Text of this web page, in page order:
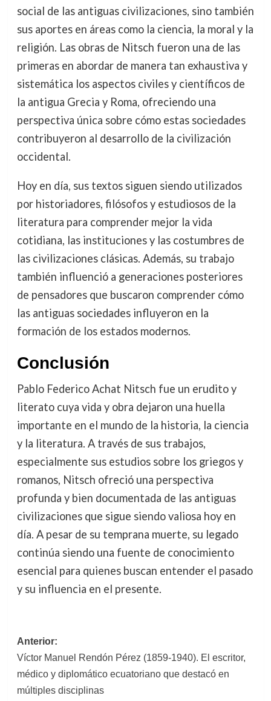
social de las antiguas civilizaciones, sino también
sus aportes en áreas como la ciencia, la moral y la
religión. Las obras de Nitsch fueron una de las
primeras en abordar de manera tan exhaustiva y
sistemática los aspectos civiles y científicos de
la antigua Grecia y Roma, ofreciendo una
perspectiva única sobre cómo estas sociedades
contribuyeron al desarrollo de la civilización
occidental.
Hoy en día, sus textos siguen siendo utilizados
por historiadores, filósofos y estudiosos de la
literatura para comprender mejor la vida
cotidiana, las instituciones y las costumbres de
las civilizaciones clásicas. Además, su trabajo
también influenció a generaciones posteriores
de pensadores que buscaron comprender cómo
las antiguas sociedades influyeron en la
formación de los estados modernos.
Conclusión
Pablo Federico Achat Nitsch fue un erudito y
literato cuya vida y obra dejaron una huella
importante en el mundo de la historia, la ciencia
y la literatura. A través de sus trabajos,
especialmente sus estudios sobre los griegos y
romanos, Nitsch ofreció una perspectiva
profunda y bien documentada de las antiguas
civilizaciones que sigue siendo valiosa hoy en
día. A pesar de su temprana muerte, su legado
continúa siendo una fuente de conocimiento
esencial para quienes buscan entender el pasado
y su influencia en el presente.
Navegación
de
entradas
Anterior:
Víctor Manuel Rendón Pérez (1859-1940). El escritor,
médico y diplomático ecuatoriano que destacó en
múltiples disciplinas